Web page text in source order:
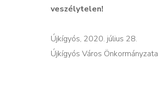
veszélytelen!
Újkígyós, 2020. július 28.
Újkígyós Város Önkormányzata